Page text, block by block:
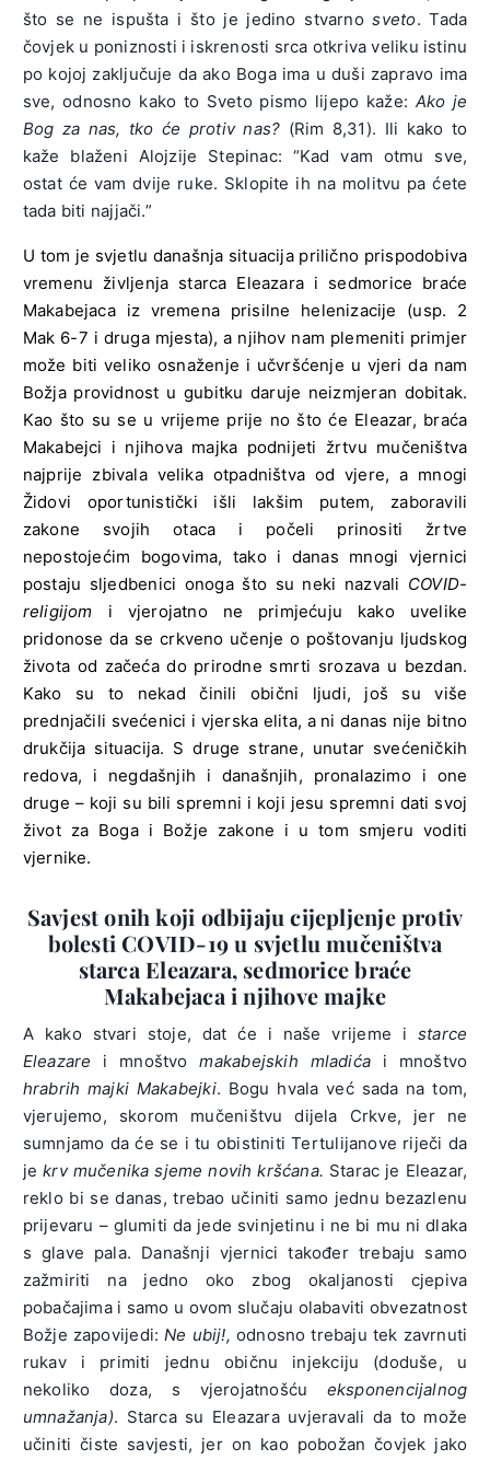
što se ne ispušta i što je jedino stvarnosveto. Tada
čovjek u poniznosti i iskrenosti srca otkriva veliku istinu
po kojoj zaključuje da ako Boga ima u duši zapravo ima
sve, odnosno kako to Sveto pismo lijepo kaže: Ako je
Bog za nas, tko će protiv nas? (Rim 8,31). Ili kako to
kaže blaženi Alojzije Stepinac: “Kad vam otmu sve,
ostat će vam dvije ruke. Sklopite ih na molitvu pa ćete
tada biti najjači.”
U tom je svjetlu današnja situacija prilično prispodobiva
vremenu življenja starca Eleazara i sedmorice braće
Makabejaca iz vremena prisilne helenizacije (usp. 2
Mak 6-7 i druga mjesta), a njihov nam plemeniti primjer
može biti veliko osnaženje i učvršćenje u vjeri da nam
Božja providnost u gubitku daruje neizmjeran dobitak.
Kao što su se u vrijeme prije no što će Eleazar, braća
Makabejci i njihova majka podnijeti žrtvu mučeništva
najprije zbivala velika otpadništva od vjere, a mnogi
Židovi oportunistički išli lakšim putem, zaboravili
zakone svojih otaca i počeli prinositi žrtve
nepostojećim bogovima, tako i danas mnogi vjernici
postaju sljedbenici onoga što su neki nazvali COVID-
religijom i vjerojatno ne primjećuju kako uvelike
pridonose da se crkveno učenje o poštovanju ljudskog
života od začeća do prirodne smrti srozava u bezdan.
Kako su to nekad činili obični ljudi, još su više
prednjačili svećenici i vjerska elita, a ni danas nije bitno
drukčija situacija. S druge strane, unutar svećeničkih
redova, i negdašnjih i današnjih, pronalazimo i one
druge – koji su bili spremni i koji jesu spremni dati svoj
život za Boga i Božje zakone i u tom smjeru voditi
vjernike.
Savjest onih koji odbijaju cijepljenje protiv
bolesti COVID-19 u svjetlu mučeništva
starca Eleazara, sedmorice braće
Makabejaca i njihove majke
A kako stvari stoje, dat će i naše vrijeme i starce
Eleazare i mnoštvomakabejskih mladića i mnoštvo
hrabrih majki Makabejki. Bogu hvala već sada na tom,
vjerujemo, skorom mučeništvu dijela Crkve, jer ne
sumnjamo da će se i tu obistiniti Tertulijanove riječi da
jekrv mučenika sjeme novih kršćana. Starac je Eleazar,
reklo bi se danas, trebao učiniti samo jednu bezazlenu
prijevaru – glumiti da jede svinjetinu i ne bi mu ni dlaka
s glave pala. Današnji vjernici također trebaju samo
zažmiriti na jedno oko zbog okaljanosti cjepiva
pobačajima i samo u ovom slučaju olabaviti obvezatnost
Božje zapovijedi:Ne ubij!, odnosno trebaju tek zavrnuti
rukav i primiti jednu običnu injekciju (doduše, u
nekoliko doza, s vjerojatnošću eksponencijalnog
umnažanja). Starca su Eleazara uvjeravali da to može
učiniti čiste savjesti, jer on kao pobožan čovjek jako